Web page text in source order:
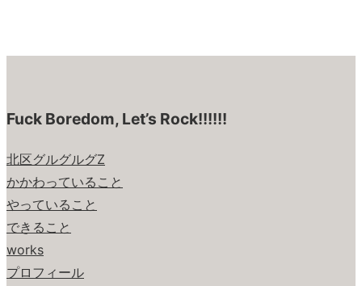
Fuck Boredom, Let’s Rock!!!!!!
北区グルグルグZ
かかわっていること
やっていること
できること
works
プロフィール